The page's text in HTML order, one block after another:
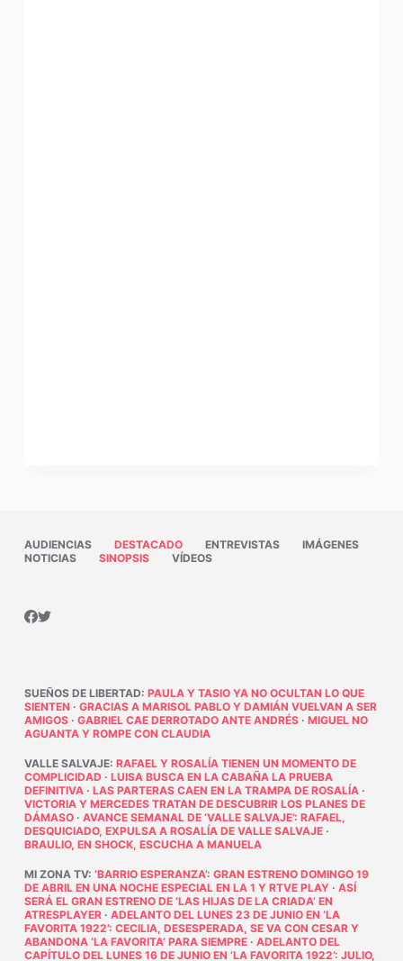
AUDIENCIAS DESTACADO ENTREVISTAS
IMÁGENES
NOTICIAS
SINOPSIS VÍDEOS
SUEÑOS DE LIBERTAD: PAULA Y TASIO YA NO OCULTAN LO QUE
SIENTEN · GRACIAS A MARISOL PABLO Y DAMIÁN VUELVAN A SER
AMIGOS· GABRIEL CAE DERROTADO ANTE ANDRÉS· MIGUEL NO
AGUANTA Y ROMPE CON CLAUDIA
VALLE SALVAJE: RAFAEL Y ROSALÍA TIENEN UN MOMENTO DE
COMPLICIDAD · LUISA BUSCA EN LA CABAÑA LA PRUEBA
DEFINITIVA· LAS PARTERAS CAEN EN LA TRAMPA DE ROSALÍA·
VICTORIA Y MERCEDES TRATAN DE DESCUBRIR LOS PLANES DE
DÁMASO· AVANCE SEMANAL DE ‘VALLE SALVAJE’: RAFAEL,
DESQUICIADO, EXPULSA A ROSALÍA DE VALLE SALVAJE·
BRAULIO, EN SHOCK, ESCUCHA A MANUELA
MI ZONA TV: ‘BARRIO ESPERANZA’: GRAN ESTRENO DOMINGO 19
DE ABRIL EN UNA NOCHE ESPECIAL EN LA 1 Y RTVE PLAY· ASÍ
SERÁ EL GRAN ESTRENO DE ‘LAS HIJAS DE LA CRIADA’ EN
ATRESPLAYER· ADELANTO DEL LUNES 23 DE JUNIO EN ‘LA
FAVORITA 1922’: CECILIA, DESESPERADA, SE VA CON CESAR Y
ABANDONA ‘LA FAVORITA’ PARA SIEMPRE· ADELANTO DEL
CAPÍTULO DEL LUNES 16 DE JUNIO EN ‘LA FAVORITA 1922’: JULIO,